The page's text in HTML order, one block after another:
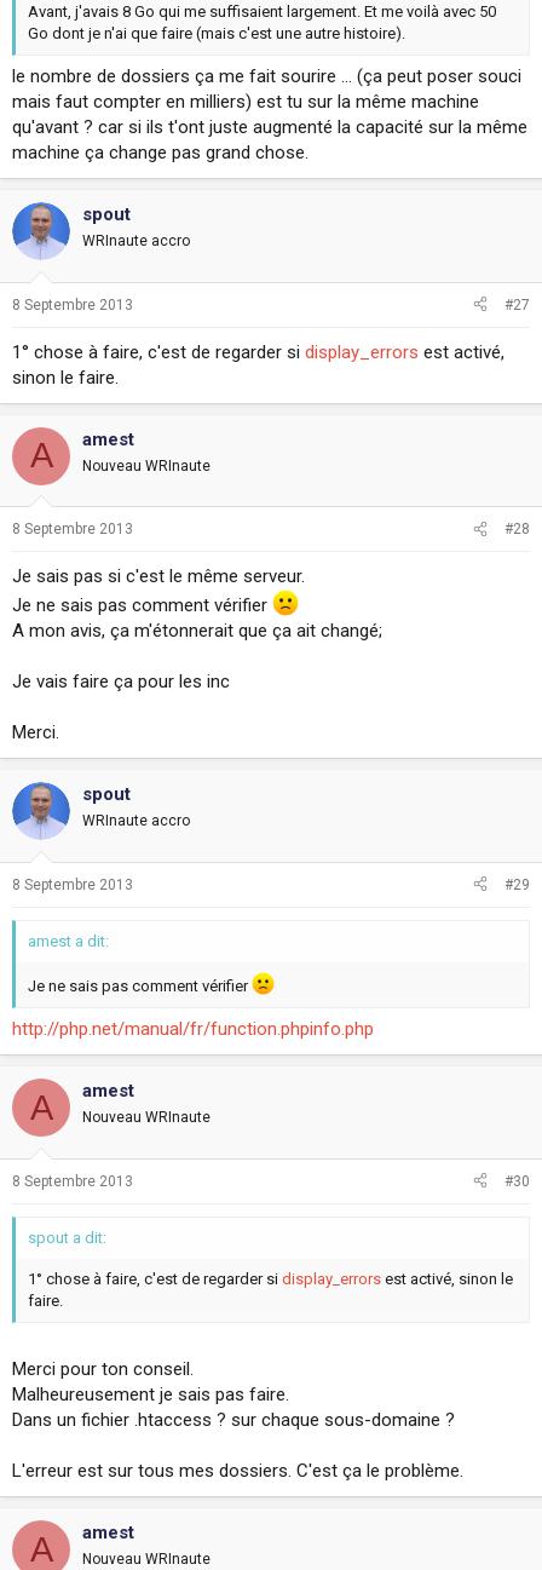
Avant, j'avais 8 Go qui me suffisaient largement. Et me voilà avec 50
Go dont je n'ai que faire (mais c'est une autre histoire).
le nombre de dossiers ça me fait sourire ... (ça peut poser souci
mais faut compter en milliers) est tu sur la même machine
qu'avant ? car si ils t'ont juste augmenté la capacité sur la même
machine ça change pas grand chose.
spout
WRInaute accro
8 Septembre 2013 #27
1° chose à faire, c'est de regarder si display_errors est activé,
sinon le faire.
A amest
Nouveau WRInaute
8 Septembre 2013 #28
Je sais pas si c'est le même serveur.
Je ne sais pas comment vérifier
A mon avis, ça m'étonnerait que ça ait changé;
Je vais faire ça pour les inc
Merci.
spout
WRInaute accro
8 Septembre 2013 #29
amest a dit:
Je ne sais pas comment vérifier
http://php.net/manual/fr/function.phpinfo.php
A amest
Nouveau WRInaute
8 Septembre 2013 #30
spout a dit:
1° chose à faire, c'est de regarder si display_errors est activé, sinon le
faire.
Merci pour ton conseil.
Malheureusement je sais pas faire.
Dans un fichier .htaccess ? sur chaque sous-domaine ?
L'erreur est sur tous mes dossiers. C'est ça le problème.
A amest
Nouveau WRInaute